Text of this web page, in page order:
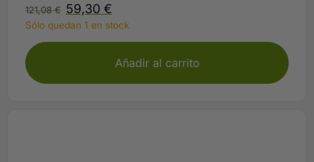
121,08€ 59,30 €
Sólo quedan 1 en stock
Añadir al carrito